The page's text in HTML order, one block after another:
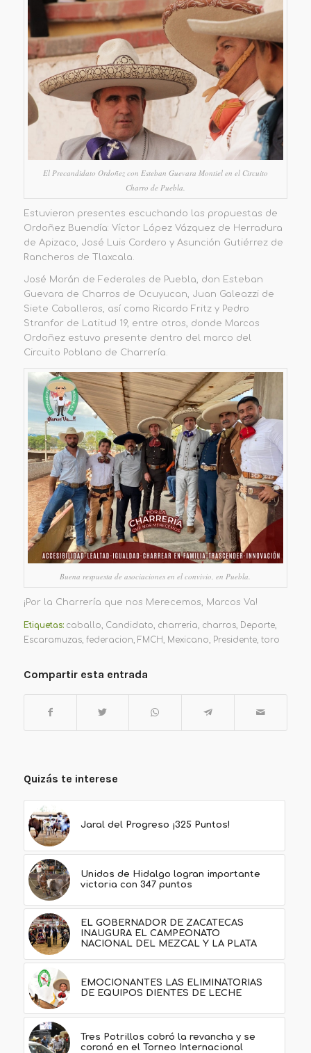
El Precandidato Ordoñez con Esteban Guevara Montiel en el Circuito
Charro de Puebla.
Estuvieron presentes escuchando las propuestas de
Ordoñez Buendía: Víctor López Vázquez de Herradura
de Apizaco, José Luis Cordero y Asunción Gutiérrez de
Rancheros de Tlaxcala.
José Morán de Federales de Puebla, don Esteban
Guevara de Charros de Ocuyucan, Juan Galeazzi de
Siete Caballeros, así como Ricardo Fritz y Pedro
Stranfor de Latitud 19, entre otros, donde Marcos
Ordoñez estuvo presente dentro del marco del
Circuito Poblano de Charrería.
Buena respuesta de asociaciones en el convivio, en Puebla.
¡Por la Charrería que nos Merecemos, Marcos Va!
Etiquetas: caballo Candidato charreria charros, Deporte,
Escaramuzas, federacion FMCH Mexicano Presidente, toro
Compartir esta entrada
Quizás te interese
Jaral del Progreso ¡325 Puntos!
Unidos de Hidalgo logran importante
victoria con 347 puntos
EL GOBERNADOR DE ZACATECAS
INAUGURA EL CAMPEONATO
NACIONAL DEL MEZCAL Y LA PLATA
EMOCIONANTES LAS ELIMINATORIAS
DE EQUIPOS DIENTES DE LECHE
Tres Potrillos cobró la revancha y se
coronó en el Torneo Internacional